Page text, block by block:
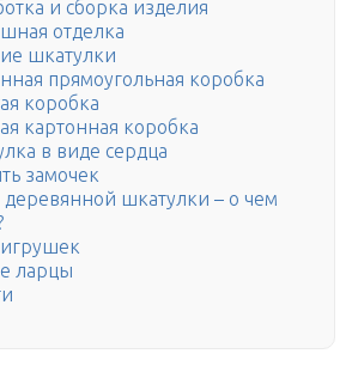
и сборка изделия
отделка
шкатулки
прямоугольная коробка
коробка
картонная коробка
в виде сердца
замочек
шкатулки – о чем
ларцы